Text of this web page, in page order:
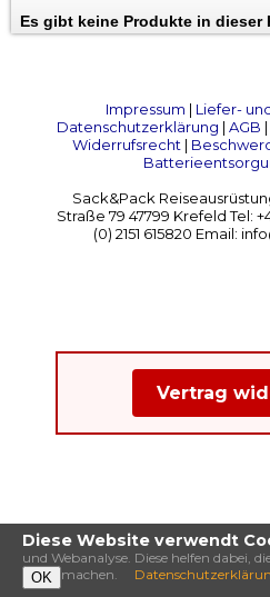
Es gibt keine Produkte in dieser
Impressum | Liefer-
Datenschutzerklärung | AGB |
Widerrufsrecht|
Sack&Pack
Straße 79 47799 Krefeld Tel:
(0) 2151 615820 Email:
Vertrag
Diese Website verwendt
und Webanalyse. Diese helfen dabei,
machen.
OK